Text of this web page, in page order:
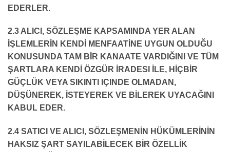
EDERLER.
2.3 ALICI, SÖZLEŞME KAPSAMINDA YER ALAN
İŞLEMLERİN KENDİ MENFAATİNE UYGUN OLDUĞU
KONUSUNDA TAM BİR KANAATE VARDIĞINI VE TÜM
ŞARTLARA KENDİ ÖZGÜR İRADESI İLE, HİÇBİR
GÜÇLÜK VEYA SIKINTI IÇINDE OLMADAN,
DÜŞÜNEREK, İSTEYEREK VE BİLEREK UYACAĞINI
KABUL EDER.
2.4 SATICI VE ALICI, SÖZLEŞMENİN HÜKÜMLERİNİN
HAKSIZ ŞART SAYILABİLECEK BİR ÖZELLİK